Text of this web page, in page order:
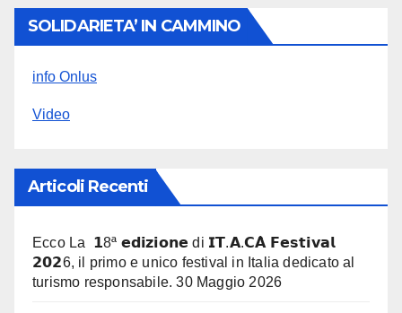
SOLIDARIETA’ IN CAMMINO
info Onlus
Video
Articoli Recenti
Ecco La 𝟭8ª 𝗲𝗱𝗶𝘇𝗶𝗼𝗻𝗲 di 𝗜𝗧.𝗔.𝗖𝗔̀ 𝗙𝗲𝘀𝘁𝗶𝘃𝗮𝗹
𝟮𝟬𝟮6, il primo e unico festival in Italia dedicato al
turismo responsabile. 30 Maggio 2026